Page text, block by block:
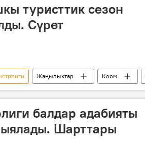
туристтик сезон
Сүрөт
Жаңылыктар Коом
туризм
балдар адабияты
Шарттары